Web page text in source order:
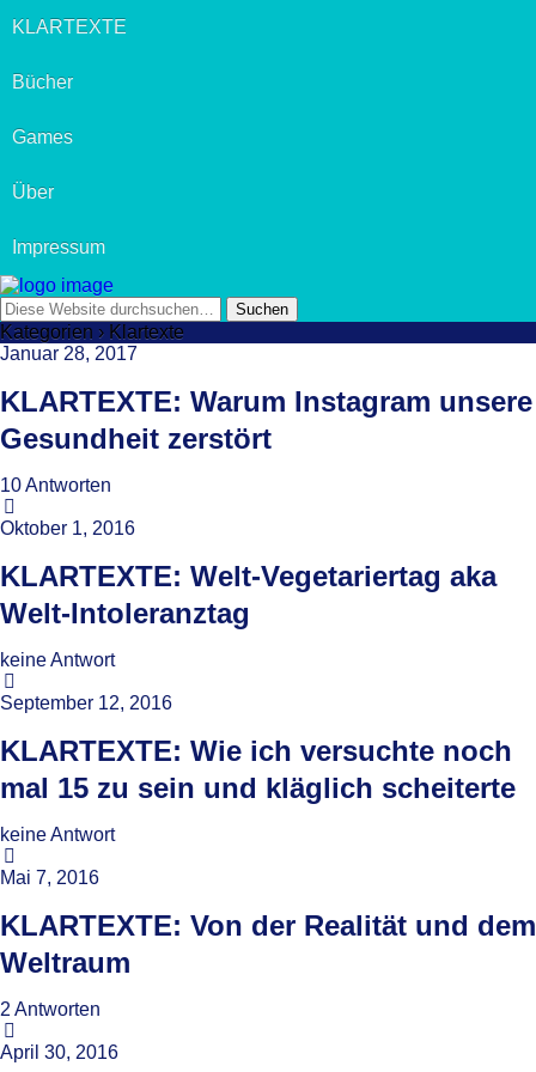
KLARTEXTE
Bücher
Games
Über
Impressum
Kategorien › Klartexte
Januar 28, 2017
KLARTEXTE: Warum Instagram unsere
Gesundheit zerstört
10 Antworten
Oktober 1, 2016
KLARTEXTE: Welt-Vegetariertag aka
Welt-Intoleranztag
keine Antwort
September 12, 2016
KLARTEXTE: Wie ich versuchte noch
mal 15 zu sein und kläglich scheiterte
keine Antwort
Mai 7, 2016
KLARTEXTE: Von der Realität und dem
Weltraum
2 Antworten
April 30, 2016